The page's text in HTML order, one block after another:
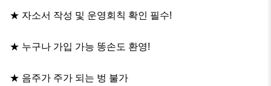
★ 자소서 작성 및 운영회칙 확인 필수!
★ 누구나 가입 가능 똥손도 환영!
★ 음주가 주가 되는 벙 불가